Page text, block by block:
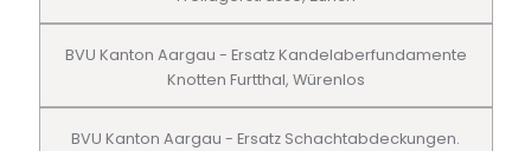
BVU Kanton Aargau - Ersatz Kandelaberfundamente
Knotten Furtthal, Würenlos
BVU Kanton Aargau - Ersatz Schachtabdeckungen.